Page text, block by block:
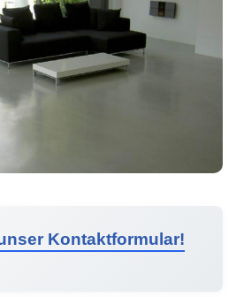
Kontaktformular!